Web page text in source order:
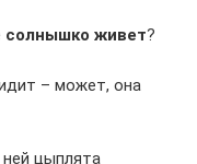
солнышко живет?
– может, она
цыплята